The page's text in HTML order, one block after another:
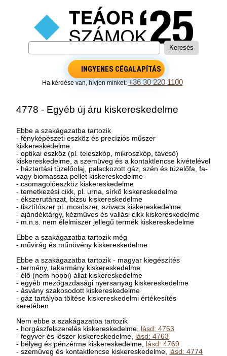
INGYENES CÉGALAPÍTÁS
Ha kérdése van, hívjon minket:+36 30 220 1100
4778 - Egyéb új áru kiskereskedelme
Ebbe a szakágazatba tartozik
- fényképészeti eszköz és precíziós műszer
kiskereskedelme
- optikai eszköz (pl. teleszkóp, mikroszkóp, távcső)
kiskereskedelme, a szemüveg és a kontaktlencse kivételével
- háztartási tüzelőolaj, palackozott gáz, szén és tüzelőfa, fa-
vagy biomassza pellet kiskereskedelme
- csomagolóeszköz kiskereskedelme
- temetkezési cikk, pl. urna, sírkő kiskereskedelme
- ékszerutánzat, bizsu kiskereskedelme
- tisztítószer pl. mosószer, szivacs kiskereskedelme
- ajándéktárgy, kézműves és vallási cikk kiskereskedelme
- m.n.s. nem élelmiszer jellegű termék kiskereskedelme
Ebbe a szakágazatba tartozik még
- művirág és műnövény kiskereskedelme
Ebbe a szakágazatba tartozik - magyar kiegészítés
- termény, takarmány kiskereskedelme
- élő (nem hobbi) állat kiskereskedelme
- egyéb mezőgazdasági nyersanyag kiskereskedelme
- ásvány szakosodott kiskereskedelme
- gáz tartályba töltése kiskereskedelmi értékesítés
keretében
Nem ebbe a szakágazatba tartozik
- horgászfelszerelés kiskereskedelme, lásd: 4763
- fegyver és lőszer kiskereskedelme, lásd: 4763
- bélyeg és pénzérme kiskereskedelme, lásd: 4769
- szemüveg és kontaktlencse kiskereskedelme, lásd: 4774